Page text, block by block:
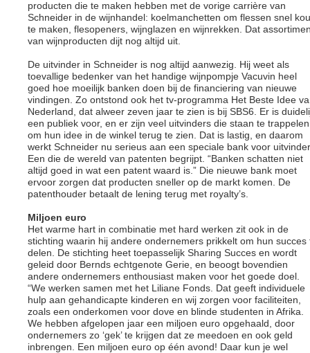
producten die te maken hebben met de vorige carrière van
Schneider in de wijnhandel: koelmanchetten om flessen snel
te maken, flesopeners, wijnglazen en wijnrekken. Dat
van wijnproducten dijt nog altijd uit.
De uitvinder in Schneider is nog altijd aanwezig. Hij weet als
toevallige bedenker van het handige wijnpompje Vacuvin heel
goed hoe moeilijk banken doen bij de financiering van nieuwe
vindingen. Zo ontstond ook het tv-programma Het Beste Idee
Nederland, dat alweer zeven jaar te zien is bij SBS6. Er is
een publiek voor, en er zijn veel uitvinders die staan te trappelen
om hun idee in de winkel terug te zien. Dat is lastig, en daarom
werkt Schneider nu serieus aan een speciale bank voor
Een die de wereld van patenten begrijpt. “Banken schatten niet
altijd goed in wat een patent waard is.” Die nieuwe bank moet
ervoor zorgen dat producten sneller op de markt komen. De
patenthouder betaalt de lening terug met royalty’s.
Miljoen euro
Het warme hart in combinatie met hard werken zit ook in de
stichting waarin hij andere ondernemers prikkelt om hun succes
delen. De stichting heet toepasselijk Sharing Succes en wordt
geleid door Bernds echtgenote Gerie, en beoogt bovendien
andere ondernemers enthousiast maken voor het goede doel.
“We werken samen met het Liliane Fonds. Dat geeft individuele
hulp aan gehandicapte kinderen en wij zorgen voor faciliteiten,
zoals een onderkomen voor dove en blinde studenten in Afrika.
We hebben afgelopen jaar een miljoen euro opgehaald, door
ondernemers zo ‘gek’ te krijgen dat ze meedoen en ook geld
inbrengen. Een miljoen euro op één avond! Daar kun je wel